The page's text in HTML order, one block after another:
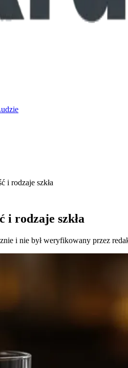
i rodzaje szkła
i rodzaje szkła
i nie był weryfikowany przez